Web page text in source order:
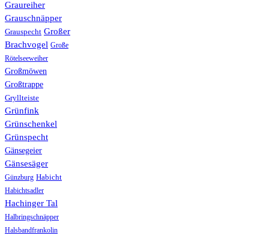
Graureiher
Grauschnäpper
Grauspecht Großer
Brachvogel Große
Rötelseeweiher
Großmöwen
Großtrappe
Gryllteiste
Grünfink
Grünschenkel
Grünspecht
Gänsegeier
Gänsesäger
Günzburg Habicht
Habichtsadler
Hachinger Tal
Halbringschnäpper
Halsbandfrankolin